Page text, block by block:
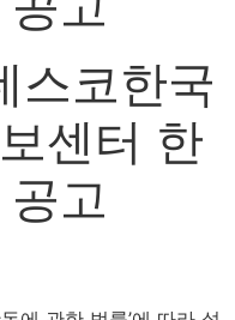
스코한국
센터 한
고